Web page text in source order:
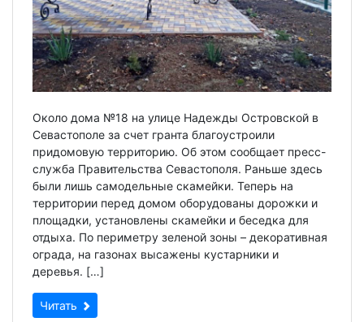
Около дома №18 на улице Надежды Островской в
Севастополе за счет гранта благоустроили
придомовую территорию. Об этом сообщает пресс-
служба Правительства Севастополя. Раньше здесь
были лишь самодельные скамейки. Теперь на
территории перед домом оборудованы дорожки и
площадки, установлены скамейки и беседка для
отдыха. По периметру зеленой зоны – декоративная
ограда, на газонах высажены кустарники и
деревья. […]
Читать